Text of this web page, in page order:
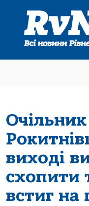
Очільник
виході
схопити
встиг на